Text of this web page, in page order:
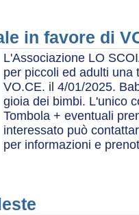
in favore di
L'Associazione LO
per piccoli ed adulti una
VO.CE. il 4/01/2025.
gioia dei bimbi. L'unico
Tombola + eventuali
interessato può
per informazioni e